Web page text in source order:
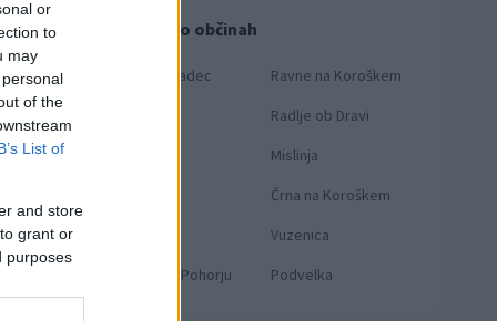
or
to
may
of the
List of
and store
grant or
purposes
Novice po občinah
Slovenj Gradec
Ravne na Koroškem
Radlje ob Dravi
Mislinja
Črna na Koroškem
Vuzenica
Ribnica na Pohorju
Podvelka